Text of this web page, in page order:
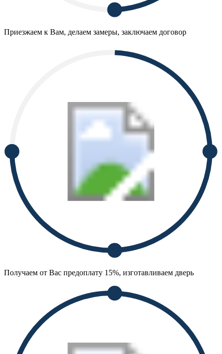
Приезжаем к Вам, делаем замеры, заключаем договор
Получаем от Вас предоплату 15%, изготавливаем дверь